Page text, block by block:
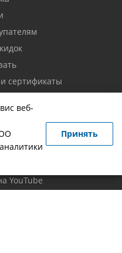
сертификаты
YouTube
веб-
Принять